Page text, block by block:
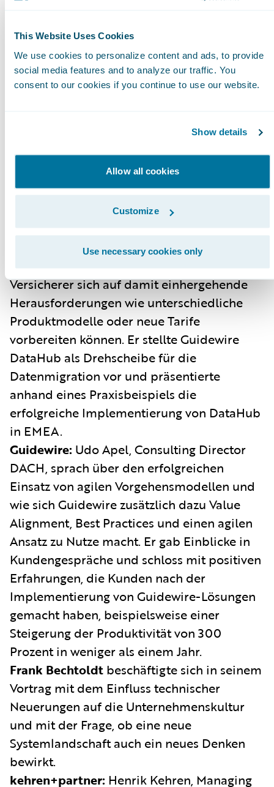
This Website Uses Cookies
We use cookies to personalize content and ads, to provide
social media features and to analyze our traffic. You
consent to our cookies if you continue to use our website.
Show details
Allow all cookies
Customize
Use necessary cookies only
Einführung der Guidewire InsuranceSuite™
als neues Kernsystem. Er führte aus, warum
die abzulösende IT-Landschaft nicht auf
schlussendlich eine verbesserte
Kundenerfahrung sicherstellen wird.
Basler Versicherungen:Andreas Jud, Product
Owner Migration und Guidewire DataHub,
zeigte auf, welche Aspekte es bei der
Geschäftstransformation zu einem neuen
Produkt zu beachten gilt. Er erläuterte, wie
Versicherer sich auf damit einhergehende
Herausforderungen wie unterschiedliche
Produktmodelle oder neue Tarife
vorbereiten können. Er stellte Guidewire
DataHub als Drehscheibe für die
Datenmigration vor und präsentierte
anhand eines Praxisbeispiels die
erfolgreiche Implementierung von DataHub
in EMEA.
Guidewire: Udo Apel, Consulting Director
DACH, sprach über den erfolgreichen
Einsatz von agilen Vorgehensmodellen und
wie sich Guidewire zusätzlich dazu Value
Alignment, Best Practices und einen agilen
Ansatz zu Nutze macht. Er gab Einblicke in
Kundengespräche und schloss mit positiven
Erfahrungen, die Kunden nach der
Implementierung von Guidewire-Lösungen
gemacht haben, beispielsweise einer
Steigerung der Produktivität von 300
Prozent in weniger als einem Jahr.
Frank Bechtoldt beschäftigte sich in seinem
Vortrag mit dem Einfluss technischer
Neuerungen auf die Unternehmenskultur
und mit der Frage, ob eine neue
Systemlandschaft auch ein neues Denken
bewirkt.
kehren+partner: Henrik Kehren, Managing